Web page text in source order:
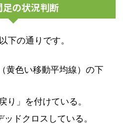
足の状況判断
下の通りです。
黄色い移動平均線）の下
り」を付けている。
ドクロスしている。